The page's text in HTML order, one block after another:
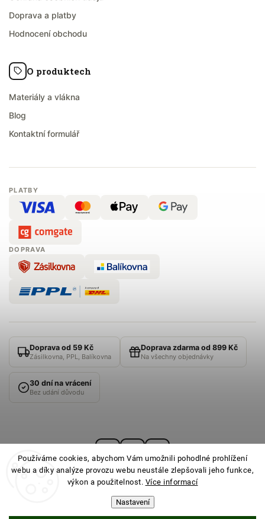
Používáme cookies, abychom Vám umožnili pohodlné prohlížení
webu a díky analýze provozu webu neustále zlepšovali jeho funkce,
výkon a použitelnost. Více informací
Nastavení
Doprava a platby
Hodnocení obchodu
O produktech
Materiály a vlákna
Blog
Kontaktní formulář
PLATBY
DOPRAVA
Doprava od 59 Kč
Zásilkovna, PPL, Balíkovna
Doprava zdarma od 899 Kč
Na všechny objednávky
30 dní na vrácení
Bez udání důvodu
PONOŽKOVNA· Všechna práva vyhrazena ·